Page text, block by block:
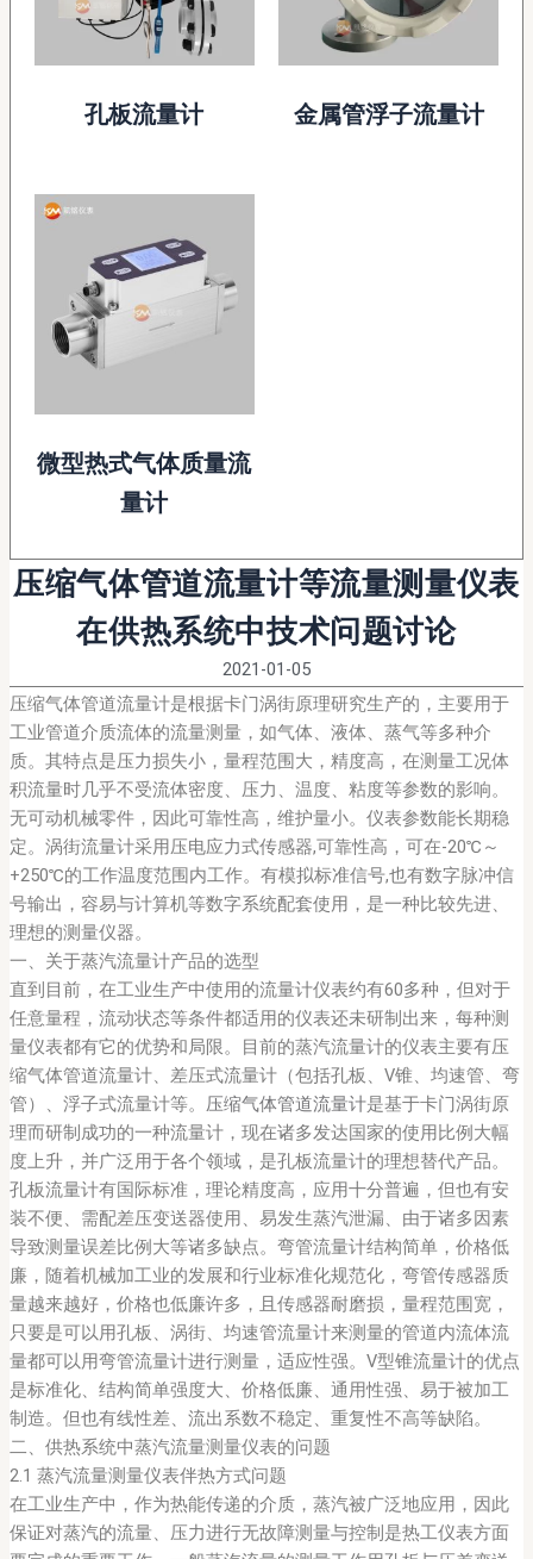
孔板流量计 金属管浮子流量计
微型热式气体质量流
量计
压缩气体管道流量计等流量测量仪表
在供热系统中技术问题讨论
2021-01-05
压缩气体管道流量计是根据卡门涡街原理研究生产的，主要用于
工业管道介质流体的流量测量，如气体、液体、蒸气等多种介
质。其特点是压力损失小，量程范围大，精度高，在测量工况体
积流量时几乎不受流体密度、压力、温度、粘度等参数的影响。
无可动机械零件，因此可靠性高，维护量小。仪表参数能长期稳
定。涡街流量计采用压电应力式传感器,可靠性高，可在-20℃～
+250℃的工作温度范围内工作。有模拟标准信号,也有数字脉冲信
号输出，容易与计算机等数字系统配套使用，是一种比较先进、
理想的测量仪器。
一、关于蒸汽流量计产品的选型
直到目前，在工业生产中使用的流量计仪表约有60多种，但对于
任意量程，流动状态等条件都适用的仪表还未研制出来，每种测
量仪表都有它的优势和局限。目前的蒸汽流量计的仪表主要有压
缩气体管道流量计、差压式流量计（包括孔板、V锥、均速管、弯
管）、浮子式流量计等。 压缩气体管道流量计是基于卡门涡街原
理而研制成功的一种流量计，现在诸多发达国家的使用比例大幅
度上升，并广泛用于各个领域，是孔板流量计的理想替代产品。
孔板流量计有国际标准，理论精度高，应用十分普遍，但也有安
装不便、需配差压变送器使用、易发生蒸汽泄漏、由于诸多因素
导致测量误差比例大等诸多缺点。弯管流量计结构简单，价格低
廉，随着机械加工业的发展和行业标准化规范化，弯管传感器质
量越来越好，价格也低廉许多，且传感器耐磨损，量程范围宽，
只要是可以用孔板、涡街、均速管流量计来测量的管道内流体流
量都可以用弯管流量计进行测量，适应性强。V型锥流量计的优点
是标准化、结构简单强度大、价格低廉、通用性强、易于被加工
制造。但也有线性差、流出系数不稳定、重复性不高等缺陷。
二、供热系统中蒸汽流量测量仪表的问题
2.1 蒸汽流量测量仪表伴热方式问题
在工业生产中，作为热能传递的介质，蒸汽被广泛地应用，因此
保证对蒸汽的流量、压力进行无故障测量与控制是热工仪表方面